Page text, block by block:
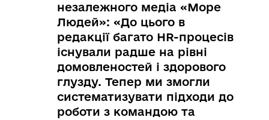
незалежного медіа «Море
Людей»: «До цього в
редакції багато HR-процесів
існували радше на рівні
домовленостей і здорового
глузду. Тепер ми змогли
систематизувати підходи до
роботи з командою та